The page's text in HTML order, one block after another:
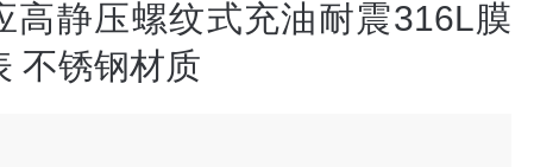
高静压螺纹式充油耐震316L膜
不锈钢材质